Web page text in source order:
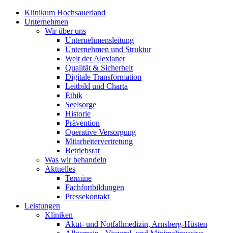
Klinikum Hochsauerland
Unternehmen
Wir über uns
Unternehmensleitung
Unternehmen und Struktur
Welt der Alexianer
Qualität & Sicherheit
Digitale Transformation
Leitbild und Charta
Ethik
Seelsorge
Historie
Prävention
Operative Versorgung
Mitarbeitervertretung
Betriebsrat
Was wir behandeln
Aktuelles
Termine
Fachfortbildungen
Pressekontakt
Leistungen
Kliniken
Akut- und Notfallmedizin, Arnsberg-Hüsten